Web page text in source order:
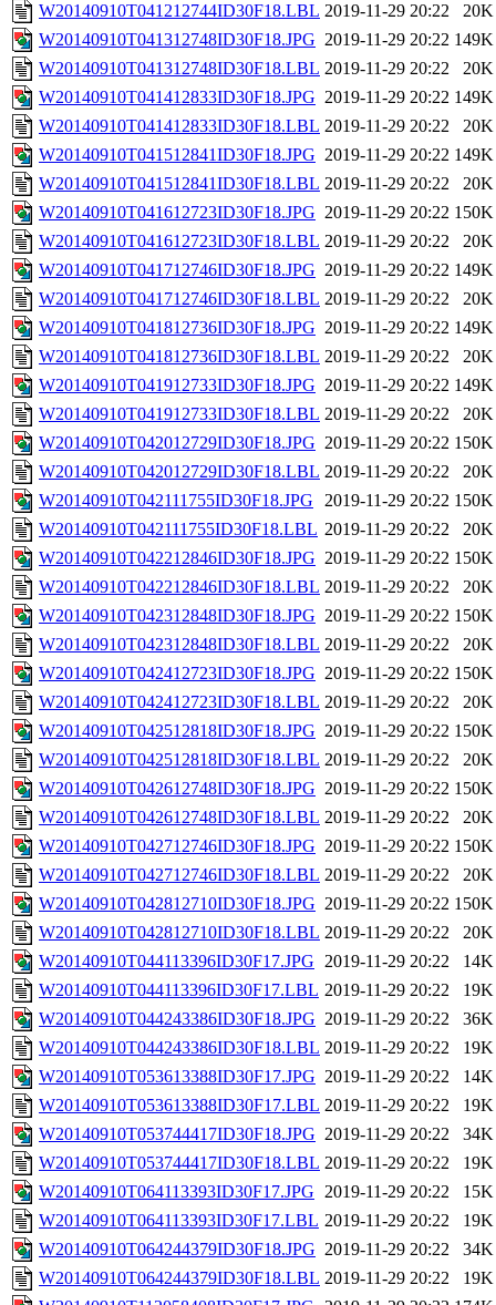
W20140910T041212744ID30F18.LBL 2019-11-29 20:22
20K
W20140910T041312748ID30F18.JPG 2019-11-29 20:22 149K
W20140910T041312748ID30F18.LBL 2019-11-29 20:22
20K
W20140910T041412833ID30F18.JPG 2019-11-29 20:22 149K
W20140910T041412833ID30F18.LBL 2019-11-29 20:22
20K
W20140910T041512841ID30F18.JPG 2019-11-29 20:22 149K
W20140910T041512841ID30F18.LBL 2019-11-29 20:22
20K
W20140910T041612723ID30F18.JPG 2019-11-29 20:22 150K
W20140910T041612723ID30F18.LBL 2019-11-29 20:22
20K
W20140910T041712746ID30F18.JPG 2019-11-29 20:22 149K
W20140910T041712746ID30F18.LBL 2019-11-29 20:22
20K
W20140910T041812736ID30F18.JPG 2019-11-29 20:22 149K
W20140910T041812736ID30F18.LBL 2019-11-29 20:22
20K
W20140910T041912733ID30F18.JPG 2019-11-29 20:22 149K
W20140910T041912733ID30F18.LBL 2019-11-29 20:22
20K
W20140910T042012729ID30F18.JPG 2019-11-29 20:22 150K
W20140910T042012729ID30F18.LBL 2019-11-29 20:22
20K
W20140910T042111755ID30F18.JPG
2019-11-29 20:22 150K
W20140910T042111755ID30F18.LBL 2019-11-29 20:22
20K
W20140910T042212846ID30F18.JPG 2019-11-29 20:22 150K
W20140910T042212846ID30F18.LBL 2019-11-29 20:22
20K
W20140910T042312848ID30F18.JPG 2019-11-29 20:22 150K
W20140910T042312848ID30F18.LBL 2019-11-29 20:22
20K
W20140910T042412723ID30F18.JPG 2019-11-29 20:22 150K
W20140910T042412723ID30F18.LBL 2019-11-29 20:22
20K
W20140910T042512818ID30F18.JPG 2019-11-29 20:22 150K
W20140910T042512818ID30F18.LBL 2019-11-29 20:22
20K
W20140910T042612748ID30F18.JPG 2019-11-29 20:22 150K
W20140910T042612748ID30F18.LBL 2019-11-29 20:22
20K
W20140910T042712746ID30F18.JPG 2019-11-29 20:22 150K
W20140910T042712746ID30F18.LBL 2019-11-29 20:22
20K
W20140910T042812710ID30F18.JPG 2019-11-29 20:22 150K
W20140910T042812710ID30F18.LBL 2019-11-29 20:22
20K
W20140910T044113396ID30F17.JPG 2019-11-29 20:22
14K
W20140910T044113396ID30F17.LBL 2019-11-29 20:22
19K
W20140910T044243386ID30F18.JPG 2019-11-29 20:22
36K
W20140910T044243386ID30F18.LBL 2019-11-29 20:22
19K
W20140910T053613388ID30F17.JPG 2019-11-29 20:22
14K
W20140910T053613388ID30F17.LBL 2019-11-29 20:22
19K
W20140910T053744417ID30F18.JPG 2019-11-29 20:22
34K
W20140910T053744417ID30F18.LBL 2019-11-29 20:22
19K
W20140910T064113393ID30F17.JPG 2019-11-29 20:22
15K
W20140910T064113393ID30F17.LBL 2019-11-29 20:22
19K
W20140910T064244379ID30F18.JPG 2019-11-29 20:22
34K
W20140910T064244379ID30F18.LBL 2019-11-29 20:22
19K